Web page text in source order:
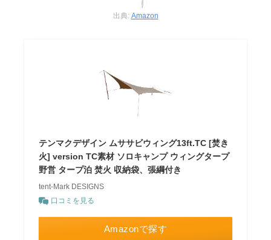
出典: Amazon
テンマクデザイン ムササビウィング13ft.TC [焚き
火] version TC素材 ソロキャンプ ウィングタープ
野営 タープ泊 焚火 収納袋、張綱付き
tent-Mark DESIGNS
口コミを見る
Amazonで探す